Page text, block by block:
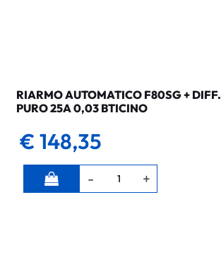
RIARMO AUTOMATICO F80SG + DIFF.
PURO 25A 0,03 BTICINO
€ 148,35
Quantità